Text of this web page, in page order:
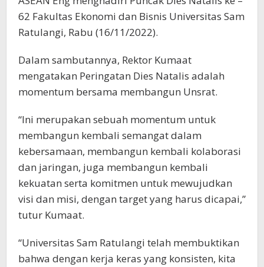
62 Fakultas Ekonomi dan Bisnis Universitas Sam
Ratulangi, Rabu (16/11/2022).
Dalam sambutannya, Rektor Kumaat
mengatakan Peringatan Dies Natalis adalah
momentum bersama membangun Unsrat.
“Ini merupakan sebuah momentum untuk
membangun kembali semangat dalam
kebersamaan, membangun kembali kolaborasi
dan jaringan, juga membangun kembali
kekuatan serta komitmen untuk mewujudkan
visi dan misi, dengan target yang harus dicapai,”
tutur Kumaat.
“Universitas Sam Ratulangi telah membuktikan
bahwa dengan kerja keras yang konsisten, kita